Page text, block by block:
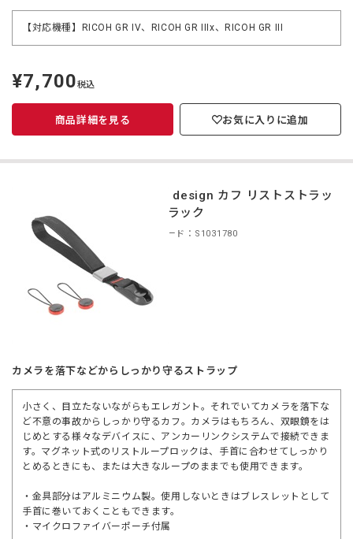
【対応機種】RICOH GR IV、RICOH GR IIIx、RICOH GR III
定
価
¥7,700税込
商品詳細を見る お気に入りに追加
peak design カフ リストストラッ
プ ブラック
商品コード：S1031780
カメラを落下などからしっかり守るストラップ
小さく、目立たないながらもエレガント。それでいてカメラを落下な
ど不意の事故からしっかり守るカフ。カメラはもちろん、双眼鏡をは
じめとする様々なデバイスに、アンカーリンクシステムで接続できま
す。マグネット式のリストループロックは、手首に合わせてしっかり
とめるときにも、または大きなループのままでも使用できます。
・金具部分はアルミニウム製。使用しないときはブレスレットとして
手首に巻いておくこともできます。
・マイクロファイバーポーチ付属